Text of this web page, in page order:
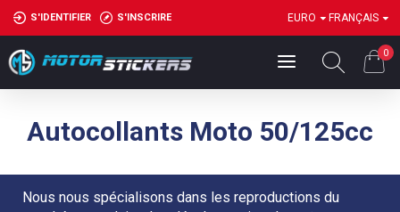
S'IDENTIFIER S'INSCRIRE EURO FRANÇAIS
0
Autocollants Moto 50/125cc
Nous nous spécialisons dans les reproductions du